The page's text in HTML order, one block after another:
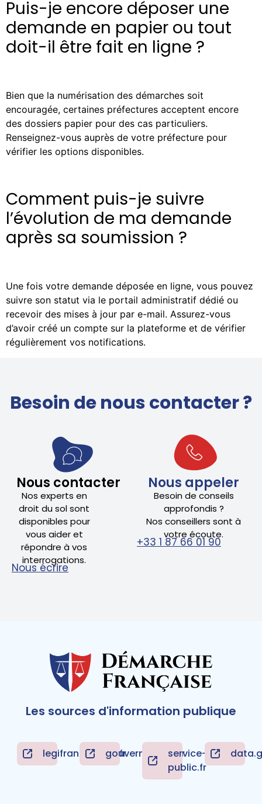
Puis-je encore déposer une
demande en papier ou tout
doit-il être fait en ligne ?
Bien que la numérisation des démarches soit
encouragée, certaines préfectures acceptent encore
des dossiers papier pour des cas particuliers.
Renseignez-vous auprès de votre préfecture pour
vérifier les options disponibles.
Comment puis-je suivre
l’évolution de ma demande
après sa soumission ?
Une fois votre demande déposée en ligne, vous pouvez
suivre son statut via le portail administratif dédié ou
recevoir des mises à jour par e-mail. Assurez-vous
d’avoir créé un compte sur la plateforme et de vérifier
régulièrement vos notifications.
Besoin de nous contacter ?
Nous contacter
Nos experts en
droit du sol sont
disponibles pour
vous aider et
répondre à vos
interrogations.
Nous écrire
Nous appeler
Besoin de conseils
approfondis ?
Nos conseillers sont à
votre écoute.
+33 1 87 66 01 90
Les sources d'information publique
legifrance.gouv.frgouvernement.frservice-
public.fr